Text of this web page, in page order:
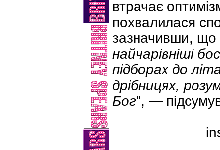
втрачає
похвалилася
зазначивши, що
найчарівніші
підборах до
дрібницях,
Бог", —